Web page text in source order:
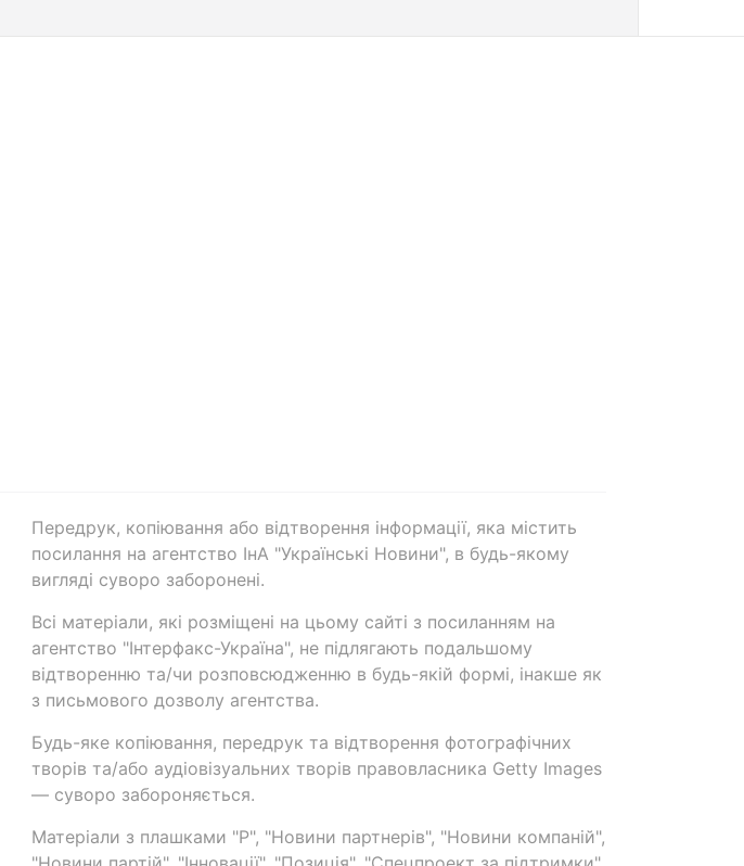
Передрук, копіювання або відтворення інформації, яка містить
посилання на агентство ІнА "Українські Новини", в будь-якому
вигляді суворо заборонені.
Всі матеріали, які розміщені на цьому сайті з посиланням на
агентство "Інтерфакс-Україна", не підлягають подальшому
відтворенню та/чи розповсюдженню в будь-якій формі, інакше як
з письмового дозволу агентства.
Будь-яке копіювання, передрук та відтворення фотографічних
творів та/або аудіовізуальних творів правовласника Getty Images
— суворо забороняється.
Матеріали з плашками "Р", "Новини партнерів", "Новини компаній",